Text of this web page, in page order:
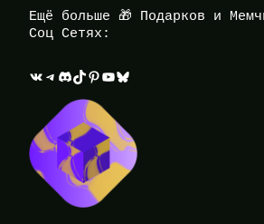
Ещё больше 🎁 Подарков и
Соц Сетях:
ВКонтакте Telegram Discord TikTok Pinterest YouTube Bluesky